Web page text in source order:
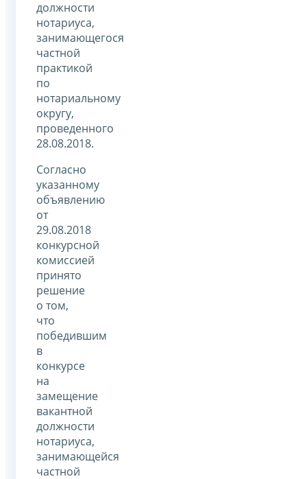
должности
нотариуса,
занимающегося
частной
практикой
по
нотариальному
округу,
проведенного
28.08.2018.
Согласно
указанному
объявлению
от
29.08.2018
конкурсной
комиссией
принято
решение
о том,
что
победившим
в
конкурсе
на
замещение
вакантной
должности
нотариуса,
занимающейся
частной